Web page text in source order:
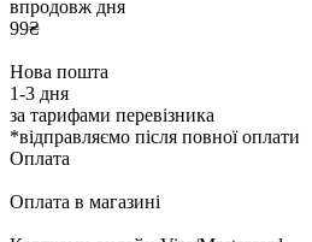
впродовж дня
99₴
Нова пошта
1-3 дня
за тарифами перевізника
*відправляємо після повної оплати
Оплата
Оплата в магазині